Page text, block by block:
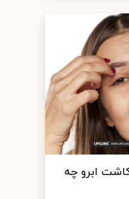
ابرو چه